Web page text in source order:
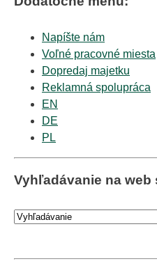
Napíšte nám
Voľné pracovné miesta
Dopredaj majetku
Reklamná spolupráca
EN
DE
PL
Vyhľadávanie na web